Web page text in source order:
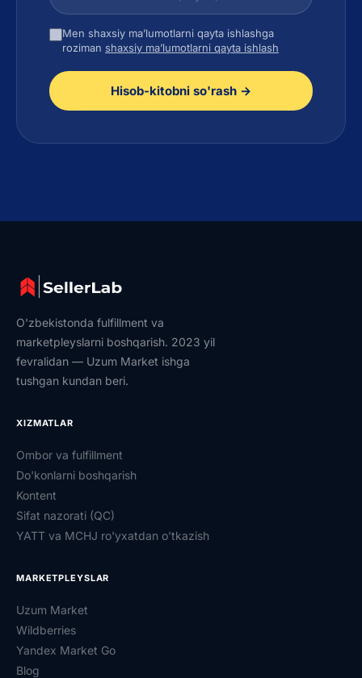
Men shaxsiy ma’lumotlarni qayta ishlashga
roziman shaxsiy ma’lumotlarni qayta ishlash
Hisob-kitobni so'rash →
O'zbekistonda fulfillment va
marketpleyslarni boshqarish. 2023 yil
fevralidan — Uzum Market ishga
tushgan kundan beri.
XIZMATLAR
Ombor va fulfillment
Do'konlarni boshqarish
Kontent
Sifat nazorati (QC)
YATT va MCHJ ro'yxatdan o'tkazish
MARKETPLEYSLAR
Uzum Market
Wildberries
Yandex Market Go
Blog